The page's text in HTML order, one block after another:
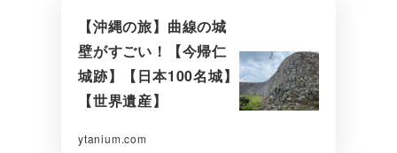
【沖縄の旅】曲線の城
壁がすごい！【今帰仁
城跡】【日本100名城】
【世界遺産】
ytanium.com